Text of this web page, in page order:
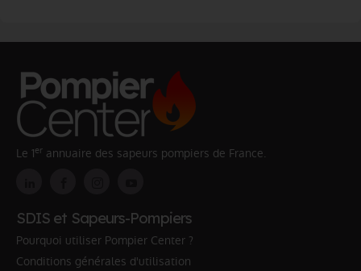
Le 1er annuaire des sapeurs pompiers de France.
SDIS et Sapeurs-Pompiers
Pourquoi utiliser Pompier Center ?
Conditions générales d'utilisation